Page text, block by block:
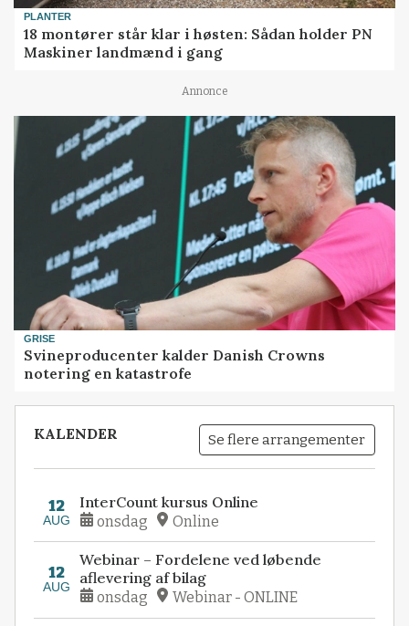
PLANTER
18 montører står klar i høsten: Sådan holder PN
Maskiner landmænd i gang
Annonce
GRISE
Svineproducenter kalder Danish Crowns
notering en katastrofe
KALENDER Se flere arrangementer
12
AUG
InterCount kursus Online
onsdag Online
12
AUG
Webinar – Fordelene ved løbende
aflevering af bilag
onsdag Webinar - ONLINE